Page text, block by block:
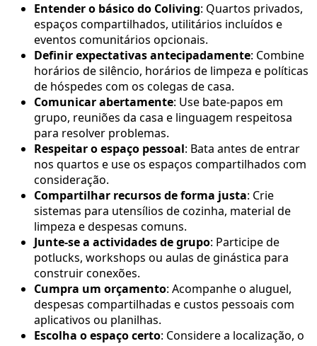
Entender o básico do Coliving: Quartos privados,
espaços compartilhados, utilitários incluídos e
eventos comunitários opcionais.
Definir expectativas antecipadamente: Combine
horários de silêncio, horários de limpeza e políticas
de hóspedes com os colegas de casa.
Comunicar abertamente: Use bate-papos em
grupo, reuniões da casa e linguagem respeitosa
para resolver problemas.
Respeitar o espaço pessoal: Bata antes de entrar
nos quartos e use os espaços compartilhados com
consideração.
Compartilhar recursos de forma justa: Crie
sistemas para utensílios de cozinha, material de
limpeza e despesas comuns.
Junte-se a actividades de grupo: Participe de
potlucks, workshops ou aulas de ginástica para
construir conexões.
Cumpra um orçamento: Acompanhe o aluguel,
despesas compartilhadas e custos pessoais com
aplicativos ou planilhas.
Escolha o espaço certo: Considere a localização, o